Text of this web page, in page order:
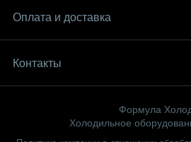
Оплата и доставка
Контакты
Формула
Холодильное